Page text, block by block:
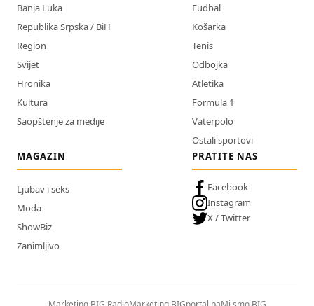
Banja Luka
Republika Srpska / BiH
Region
Svijet
Hronika
Kultura
Saopštenje za medije
Fudbal
Košarka
Tenis
Odbojka
Atletika
Formula 1
Vaterpolo
Ostali sportovi
MAGAZIN
Ljubav i seks
Moda
ShowBiz
Zanimljivo
PRATITE NAS
Facebook
Instagram
X / Twitter